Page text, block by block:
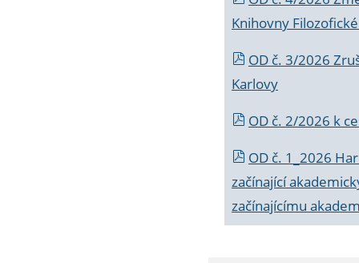
Knihovny
OD č. 3/2026
Karlovy
OD č. 2/2026 k
OD č. 1_2026
začínající
začínajícímu